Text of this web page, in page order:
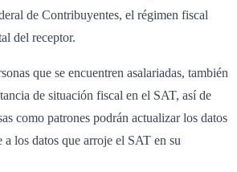
de Contribuyentes, el régimen fiscal
del receptor.
que se encuentren asalariadas, también
de situación fiscal en el SAT, así de
como patrones podrán actualizar los datos
los datos que arroje el SAT en su